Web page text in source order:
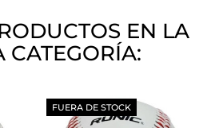
EN LA
CATEGORÍA:
FUERA DE STOCK